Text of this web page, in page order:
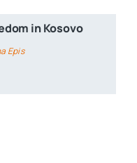
in Kosovo
Epis